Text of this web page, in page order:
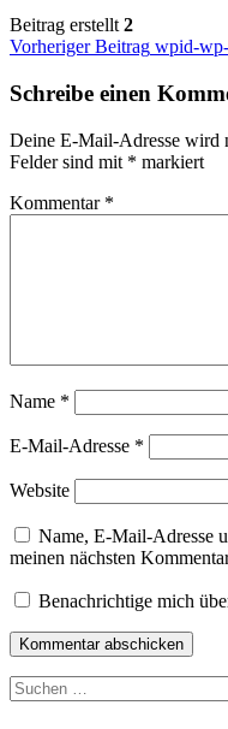
Beitrag erstellt 2
Vorheriger Beitrag wpid-
Schreibe einen
Deine E-Mail-Adresse wird
Felder sind mit * markiert
Kommentar *
Name *
E-Mail-Adresse *
Website
Name, E-Mail-Adresse
meinen nächsten
Benachrichtige mich
Kommentar abschicken
Suchen
nach: